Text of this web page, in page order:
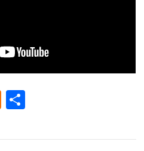
Odnoklassniki